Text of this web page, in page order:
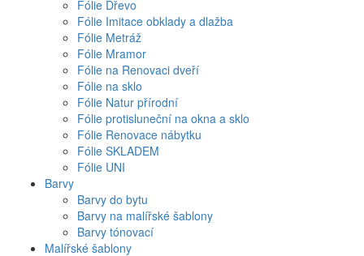
Fólie Dřevo
Fólie Imitace obklady a dlažba
Fólie Metráž
Fólie Mramor
Fólie na Renovaci dveří
Fólie na sklo
Fólie Natur přírodní
Fólie protisluneční na okna a sklo
Fólie Renovace nábytku
Fólie SKLADEM
Fólie UNI
Barvy
Barvy do bytu
Barvy na malířské šablony
Barvy tónovací
Malířské šablony